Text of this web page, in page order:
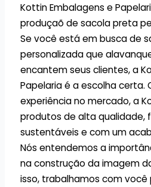
Kottin Embalagens e
produçaõ de sacola preta
Se você está em busca de
personalizada que
encantem seus clientes, a
Papelaria é a escolha certa.
experiência no mercado, a
produtos de alta qualidade,
sustentáveis e com um
Nós entendemos a
na construção da imagem
isso, trabalhamos com você